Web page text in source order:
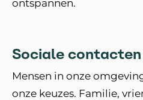
ontspannen.
Sociale contacten
Mensen in onze
onze keuzes. Familie,